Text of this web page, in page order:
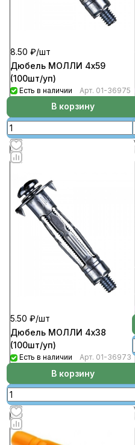
8.50 ₽/шт
Дюбель МОЛЛИ 4х59
(100шт/уп)
Есть в наличии Арт. 01-36975
В корзину
5.50 ₽/шт
Дюбель МОЛЛИ 4х38
(100шт/уп)
Есть в наличии Арт. 01-36973
В корзину